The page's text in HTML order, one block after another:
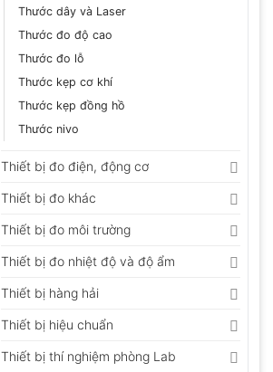
Thước dây và Laser
Thước đo độ cao
Thước đo lỗ
Thước kẹp cơ khí
Thước kẹp đồng hồ
Thước nivo
Thiết bị đo điện, động cơ
Thiết bị đo khác
Thiết bị đo môi trường
Thiết bị đo nhiệt độ và độ ẩm
Thiết bị hàng hải
Thiết bị hiệu chuẩn
Thiết bị thí nghiệm phòng Lab